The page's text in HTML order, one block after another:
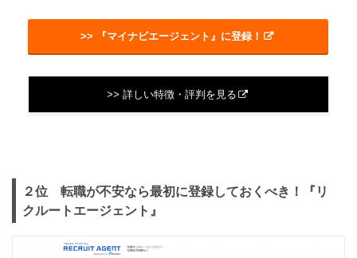
>> 『マイナビエージェント』に登録！
>> 詳しい特徴・評判を見る
２位 転職が不安なら最初に登録しておくべき！『リ
クルートエージェント』